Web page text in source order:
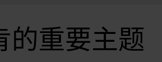
的重要主题